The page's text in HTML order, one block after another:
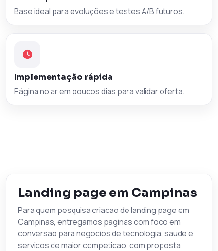
Base ideal para evoluções e testes A/B futuros.
Implementação rápida
Página no ar em poucos dias para validar oferta.
Landing page em Campinas
Para quem pesquisa criacao de landing page em
Campinas, entregamos paginas com foco em
conversao para negocios de tecnologia, saude e
servicos de maior competicao, com proposta